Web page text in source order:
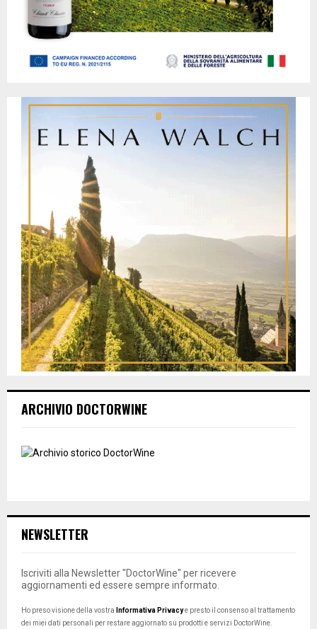
ARCHIVIO DOCTORWINE
NEWSLETTER
Iscriviti alla Newsletter "DoctorWine" per ricevere
aggiornamenti ed essere sempre informato.
Ho preso visione della vostra Informativa Privacye presto il consenso al trattamento
dei miei dati personali per restare aggiornato su prodotti e servizi DoctorWine.